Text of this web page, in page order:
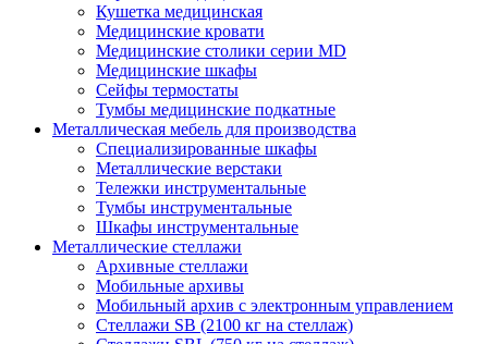
Кушетка медицинская
Медицинские кровати
Медицинские столики серии MD
Медицинские шкафы
Сейфы термостаты
Тумбы медицинские подкатные
Металлическая мебель для производства
Cпециализированные шкафы
Металлические верстаки
Тележки инструментальные
Тумбы инструментальные
Шкафы инструментальные
Металлические стеллажи
Архивные стеллажи
Мобильные архивы
Мобильный архив с электронным управлением
Стеллажи SB (2100 кг на стеллаж)